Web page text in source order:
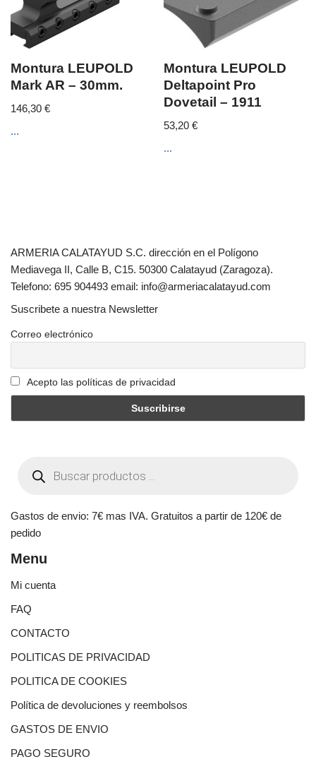
Montura LEUPOLD
Mark AR – 30mm.
146,30 €
...
Montura LEUPOLD
Deltapoint Pro
Dovetail – 1911
53,20€
...
ARMERIA CALATAYUD S.C. dirección en el Polígono
Mediavega II, Calle B, C15. 50300 Calatayud (Zaragoza).
Telefono: 695 904493 email: info@armeriacalatayud.com
Suscribete a nuestra Newsletter
Correo electrónico
Acepto las políticas de privacidad
Gastos de envio: 7€ mas IVA. Gratuitos a partir de 120€ de
pedido
Menu
Mi cuenta
FAQ
CONTACTO
POLITICAS DE PRIVACIDAD
POLITICA DE COOKIES
Política de devoluciones y reembolsos
GASTOS DE ENVIO
PAGO SEGURO